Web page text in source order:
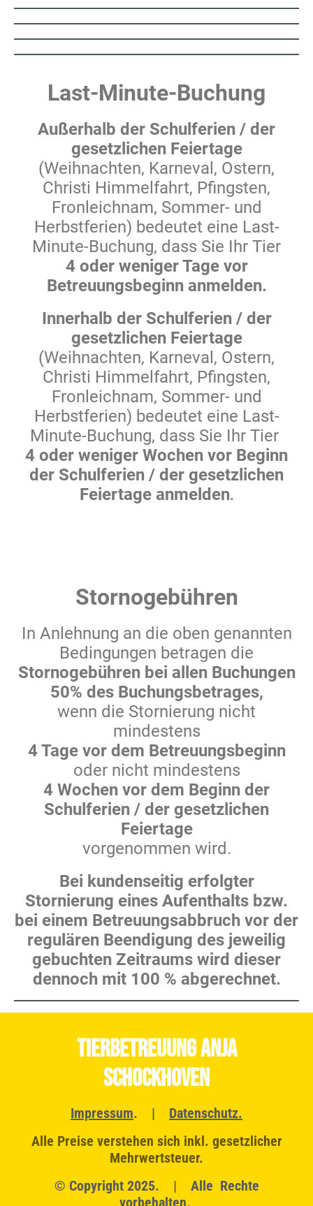
Last-Minute-Buchung
Außerhalb der Schulferien / der
gesetzlichen Feiertage
(Weihnachten, Karneval, Ostern,
Christi Himmel­fahrt, Pfingsten,
Fronleichnam, Sommer- und
Herbst­ferien) bedeutet eine Last-
Minute-Buchung, dass Sie Ihr Tier
4 oder weniger Tage vor
Betreuungsbeginn anmelden.
Innerhalb der Schulferien / der
gesetzlichen Feiertage
(Weihnachten, Karneval, Ostern,
Christi Himmel­fahrt, Pfingsten,
Fronleichnam, Sommer- und
Herbst­ferien) bedeutet eine Last-
Minute-Buchung, dass Sie Ihr Tier
4 oder weniger Wochen vor Beginn
der Schulferien / der gesetzlichen
Feiertage anmelden.
Stornogebühren
In Anlehnung an die oben genannten
Bedingungen betragen die
Stornogebühren bei allen Buchungen
50% des Buchungs­betrages,
wenn die Stornierung nicht
mindestens
4 Tage vor dem Betreuungsbeginn
oder nicht mindestens
4 Wochen vor dem Beginn der
Schulferien / der gesetzlichen
Feiertage
vorgenommen wird.
Bei kundenseitig erfolgter
Stornierung eines Aufenthalts bzw.
bei einem Betreuungsabbruch vor der
regulären Beendigung des jeweilig
gebuchten Zeitraums wird dieser
dennoch mit 100 % abgerechnet.
TierBetreuung Anja
Schockhoven
Impressum. | Datenschutz.
Alle Preise verstehen sich inkl. gesetzlicher
Mehrwertsteuer.
© Copyright 2025. | Alle Rechte
vorbehalten.